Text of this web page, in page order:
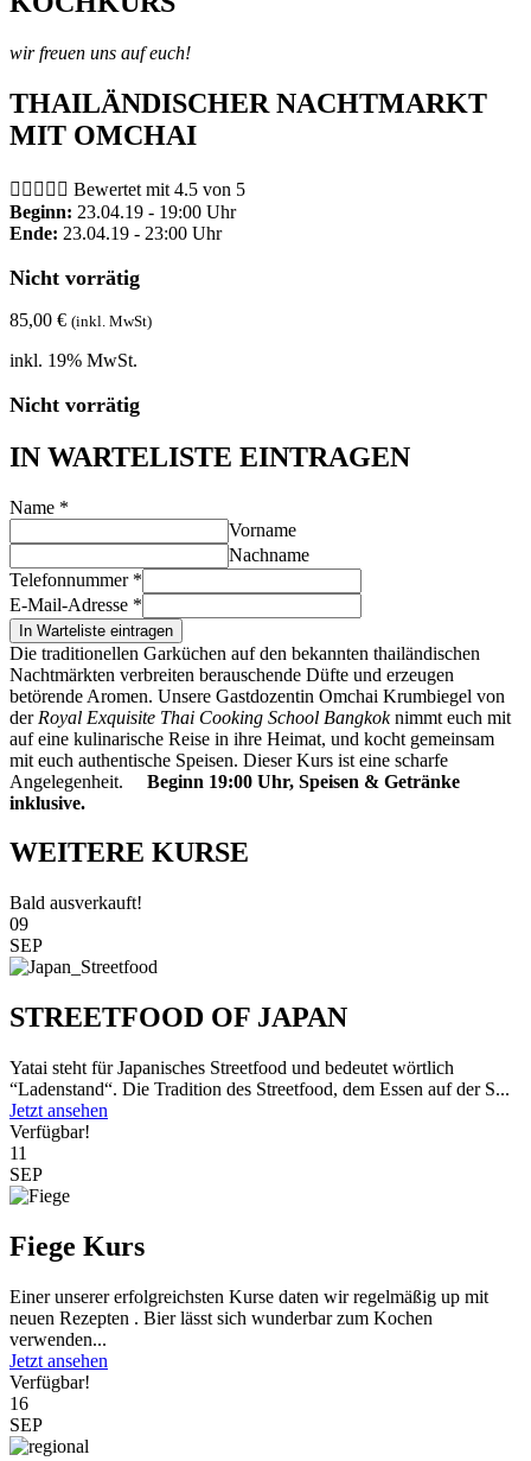
wir freuen uns auf euch!
THAILÄNDISCHER NACHTMARKT
MIT OMCHAI
     Bewertet mit 4.5 von 5
Beginn: 23.04.19 - 19:00 Uhr
Ende: 23.04.19 - 23:00 Uhr
Nicht vorrätig
85,00 € (inkl. MwSt)
inkl. 19% MwSt.
Nicht vorrätig
IN WARTELISTE EINTRAGEN
Name *
Vorname
Nachname
Telefonnummer *
E-Mail-Adresse *
In Warteliste eintragen
Die traditionellen Garküchen auf den bekannten thailändischen
Nachtmärkten verbreiten berauschende Düfte und erzeugen
betörende Aromen. Unsere Gastdozentin Omchai Krumbiegel von
der Royal Exquisite Thai Cooking School Bangkoknimmt euch mit
auf eine kulinarische Reise in ihre Heimat, und kocht gemeinsam
mit euch authentische Speisen. Dieser Kurs ist eine scharfe
Angelegenheit. Beginn 19:00 Uhr, Speisen & Getränke
inklusive.
WEITERE KURSE
Bald ausverkauft!
09
SEP
STREETFOOD OF JAPAN
Yatai steht für Japanisches Streetfood und bedeutet wörtlich
“Ladenstand“. Die Tradition des Streetfood, dem Essen auf der S...
Jetzt ansehen
Verfügbar!
11
SEP
Fiege Kurs
Einer unserer erfolgreichsten Kurse daten wir regelmäßig up mit
neuen Rezepten . Bier lässt sich wunderbar zum Kochen
verwenden...
Jetzt ansehen
Verfügbar!
16
SEP